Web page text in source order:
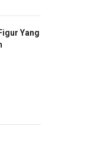
Yang